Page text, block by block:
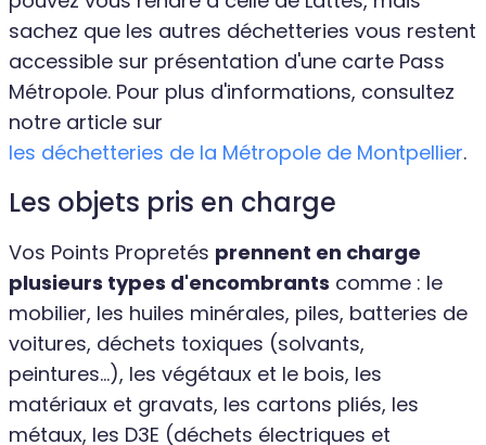
sachez que les autres déchetteries vous restent
accessible sur présentation d'une carte Pass
Métropole. Pour plus d'informations, consultez
notre article sur
les déchetteries de la Métropole de Montpellier.
Les objets pris en charge
Vos Points Propretés prennent en charge
plusieurs types d'encombrants comme : le
mobilier, les huiles minérales, piles, batteries de
voitures, déchets toxiques (solvants,
peintures...), les végétaux et le bois, les
matériaux et gravats, les cartons pliés, les
métaux, les D3E (déchets électriques et